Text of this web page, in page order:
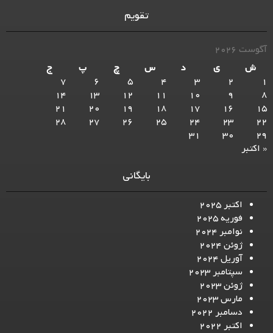
تقویم
آگوست 2026
ش
ی د س چ پ
ج
1
2
3
4
5
6
7
8
9
10
11
12
13
14
15
16
17
18
19
20
21
22
23
24
25
26
27
28
29
30
31
« اکتبر
بایگانی
اکتبر 2025
فوریه 2025
نوامبر 2024
ژوئن 2024
آوریل 2024
سپتامبر 2023
ژوئن 2023
مارس 2023
دسامبر 2022
اکتبر 2022